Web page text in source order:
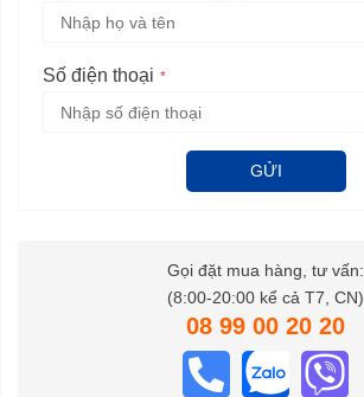
Số điện thoại
GỬI
Gọi đặt mua hàng, tư vấn:
(8:00-20:00 kể cả T7, CN)
08 99 00 20 20